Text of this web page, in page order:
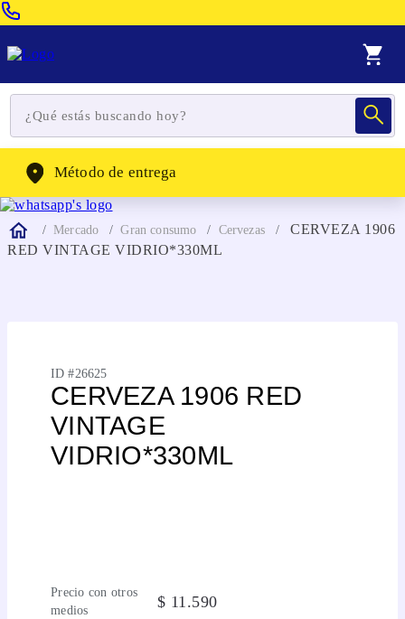
WhatsApp: (302) 262-4104
Método de entrega
Mercado Gran consumo Cervezas
CERVEZA 1906
RED VINTAGE VIDRIO*330ML
ID #26625
CERVEZA 1906 RED
VINTAGE
VIDRIO*330ML
Precio con otros
medios
$ 11.590